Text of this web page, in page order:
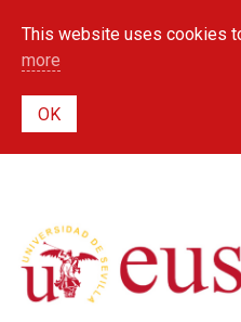
This website uses cookies
more